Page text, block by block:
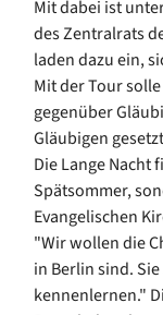
Mit dabei ist
des Zentralrats
laden dazu ein,
Mit der Tour
gegenüber
Gläubigen
Die Lange Nacht
Spätsommer,
Evangelischen
"Wir wollen die
in Berlin sind.
kennenlernen."